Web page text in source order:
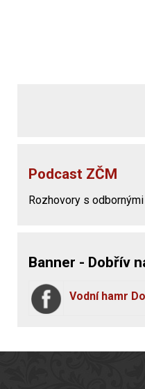
Podcast ZČM
Rozhovory s
Banner - Dobřív
Vodní hamr